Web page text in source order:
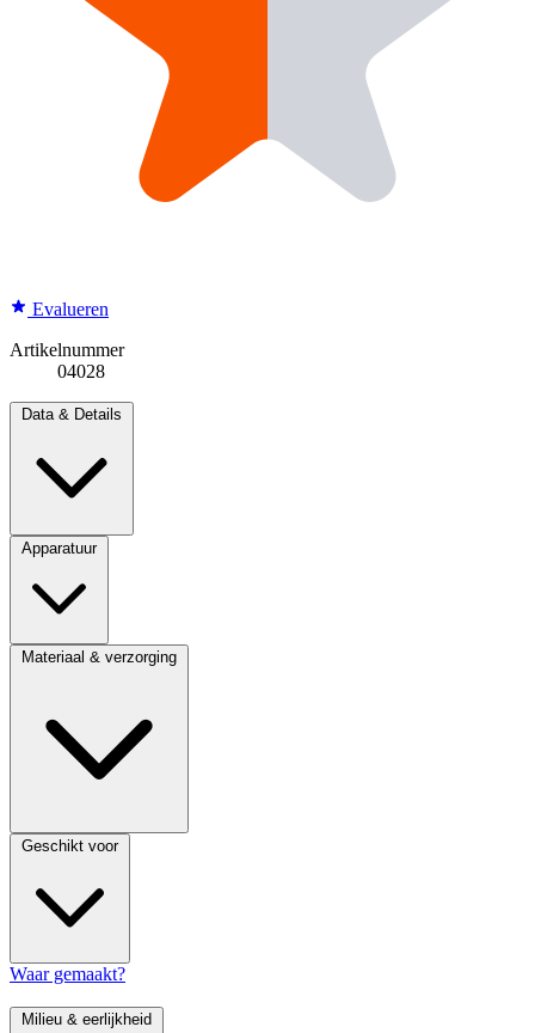
Evalueren
Artikelnummer
04028
Data & Details
Apparatuur
Materiaal & verzorging
Geschikt voor
Waar gemaakt?
Milieu & eerlijkheid